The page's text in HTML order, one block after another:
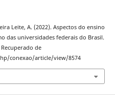
Leite, A. (2022). Aspectos do ensino
das universidades federais do Brasil.
Recuperado de
conexao/article/view/8574